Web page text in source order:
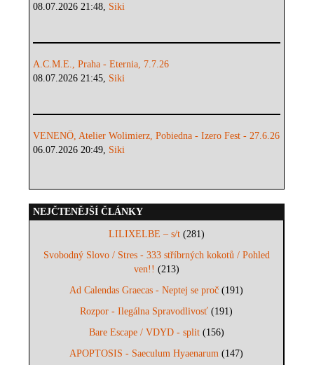
08.07.2026 21:48, Siki
A.C.M.E., Praha - Eternia, 7.7.26
08.07.2026 21:45, Siki
VENENÖ, Atelier Wolimierz, Pobiedna - Izero Fest - 27.6.26
06.07.2026 20:49, Siki
NEJČTENĚJŠÍ ČLÁNKY
LILIXELBE – s/t(281)
Svobodný Slovo / Stres - 333 stříbrných kokotů / Pohled
ven!! (213)
Ad Calendas Graecas - Neptej se proč (191)
Rozpor - Ilegálna Spravodlivosť (191)
Bare Escape / VDYD - split(156)
APOPTOSIS - Saeculum Hyaenarum (147)